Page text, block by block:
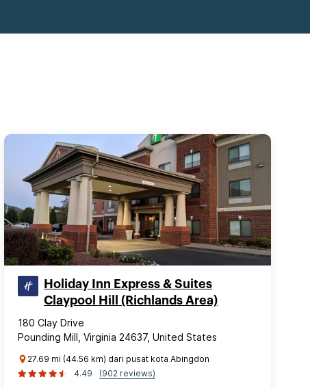
Holiday Inn Express & Suites
Claypool Hill (Richlands Area)
180 Clay Drive
Pounding Mill, Virginia 24637, United States
27.69 mi (44.56 km) dari pusat kota Abingdon
4.49
(902 reviews)